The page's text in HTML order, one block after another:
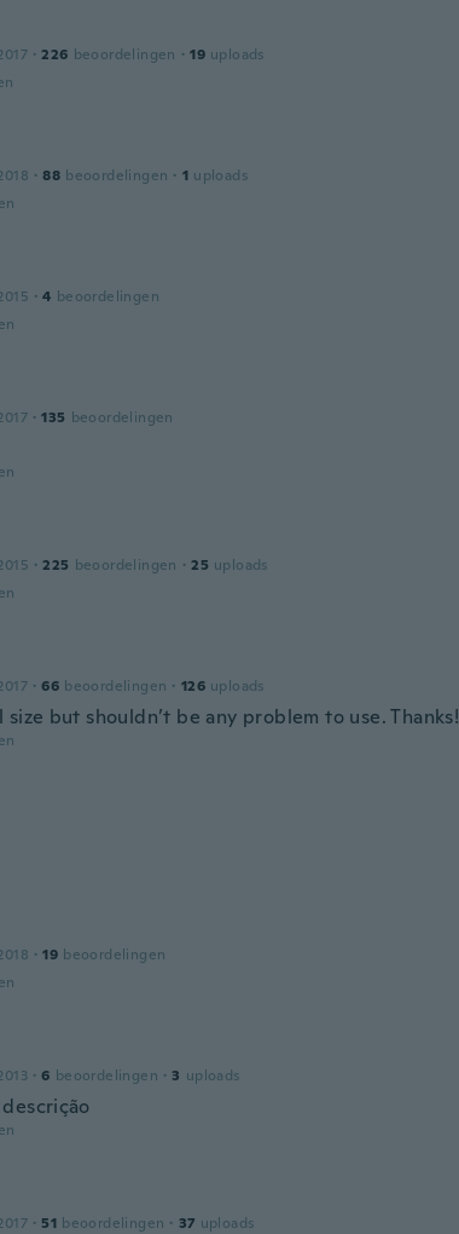
· 226 beoordelingen · 19 uploads
· 88 beoordelingen · 1 uploads
· 4 beoordelingen
· 135 beoordelingen
· 225 beoordelingen · 25 uploads
· 66 beoordelingen · 126 uploads
size but shouldn’t be any problem to use.
· 19 beoordelingen
· 6 beoordelingen · 3 uploads
· 51 beoordelingen · 37 uploads